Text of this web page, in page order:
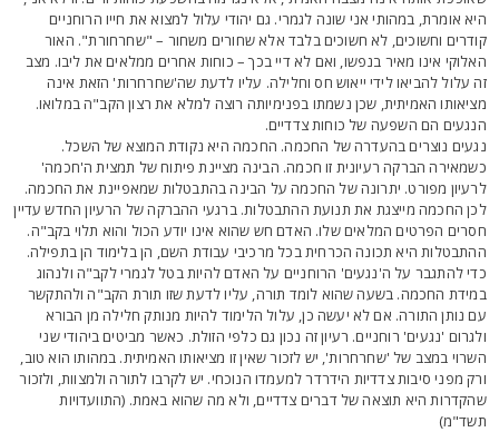
אומרת, במהותי אני שונה לגמרי. גם יהודי עלול למצוא את חייו הרוחניים
וחשוכים, לא חשוכים בלבד אלא שחורים משחור – "שחרחורת". האור
אינו מאיר בנפשו, ואם לא דיי בכך – כוחות אחרים ממלאים את ליבו. מצב
עלול להביאו לידי ייאוש חס וחלילה. עליו לדעת שה'שחרחרות' הזאת אינה
האמיתית, שכן נשמתו בפנימיותה רוצה למלא את רצון הקב"ה במלואו.
הם השפעה של כוחות צדדיים.
נוצרים בהעדרה של החכמה. החכמה היא נקודת המוצא של השכל.
הברקה רעיונית זו חכמה. הבינה מציינת פיתוח של תמצית ה'חכמה'
מפורט. יתרונה של החכמה על הבינה בהתבטלות שמאפיינת את החכמה.
החכמה מייצגת את תנועת ההתבטלות. ברגעי ההברקה של הרעיון החדש עדיין
הפרטים המלאים שלו. האדם חש שהוא אינו יודע הכול והוא תלוי בקב"ה.
היא תכונה הכרחית בכל מרכיבי עבודת השם, הן בלימוד הן בתפילה.
להתגבר על ה'נגעים' הרוחניים על האדם להיות בטל לגמרי לקב"ה ולנהוג
החכמה. בשעה שהוא לומד תורה, עליו לדעת שזו תורת הקב"ה ולהתקשר
נותן התורה. אם לא יעשה כן, עלול הלימוד להיות מנותק חלילה מן הבורא
'נגעים' רוחניים. רעיון זה נכון גם כלפי הזולת. כאשר מביטים ביהודי שני
במצב של 'שחרחרות', יש לזכור שאין זו מציאותו האמיתית. במהותו הוא טוב,
מפני סיבות צדדיות הידרדר למעמדו הנוכחי. יש לקרבו לתורה ולמצוות, ולזכור
היא תוצאה של דברים צדדיים, ולא מה שהוא באמת. (התוועדויות